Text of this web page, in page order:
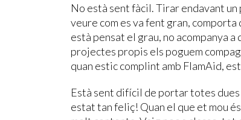
No està sent fàcil. Tirar endavant
veure com es va fent gran,
està pensat el grau, no acompanya
projectes propis els poguem
quan estic complint amb FlamAid,
Està sent difícil de portar totes dues
estat tan feliç! Quan el que et mou